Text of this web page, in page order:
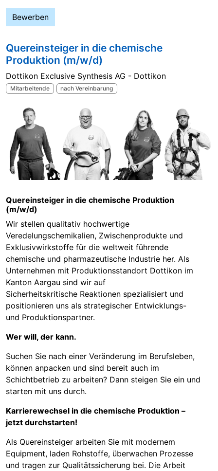
Bewerben
Quereinsteiger in die chemische
Produktion (m/w/d)
Dottikon Exclusive Synthesis AG - Dottikon
Mitarbeitende nach Vereinbarung
Quereinsteiger in die chemische Produktion
(m/w/d)
Wir stellen qualitativ hochwertige
Veredelungschemikalien, Zwischenprodukte und
Exklusivwirkstoffe für die weltweit führende
chemische und pharmazeutische Industrie her. Als
Unternehmen mit Produktionsstandort Dottikon im
Kanton Aargau sind wir auf
Sicherheitskritische Reaktionen spezialisiert und
positionieren uns als strategischer Entwicklungs-
und Produktionspartner.
Wer will, der kann.
Suchen Sie nach einer Veränderung im Berufsleben,
können anpacken und sind bereit auch im
Schichtbetrieb zu arbeiten? Dann steigen Sie ein und
starten mit uns durch.
Karrierewechsel in die chemische Produktion –
jetzt durchstarten!
Als Quereinsteiger arbeiten Sie mit modernem
Equipment, laden Rohstoffe, überwachen Prozesse
und tragen zur Qualitätssicherung bei. Die Arbeit